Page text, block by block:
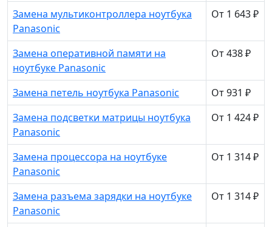
Замена мультиконтроллера ноутбука
Panasonic
От 1 643 ₽
Замена оперативной памяти на
ноутбуке Panasonic
От 438 ₽
Замена петель ноутбука Panasonic
От 931 ₽
Замена подсветки матрицы ноутбука
Panasonic
От 1 424 ₽
Замена процессора на ноутбуке
Panasonic
От 1 314 ₽
Замена разъема зарядки на ноутбуке
Panasonic
От 1 314 ₽